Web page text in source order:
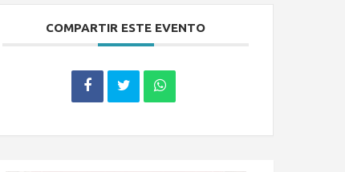
COMPARTIR ESTE EVENTO